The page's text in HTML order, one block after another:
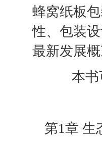
蜂窝纸板
性、包装
最新发展概
本书可
第1章 生